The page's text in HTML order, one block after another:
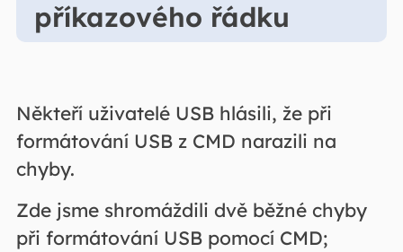
příkazového řádku
Někteří uživatelé USB hlásili, že při
formátování USB z CMD narazili na
chyby.
Zde jsme shromáždili dvě běžné chyby
při formátování USB pomocí CMD;